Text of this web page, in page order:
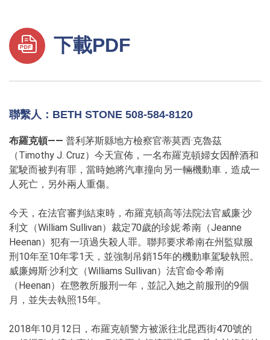
下載PDF
聯繫人：BETH STONE 508-584-8120
布羅克頓—— 普利茅斯縣地方檢察官蒂莫西·克魯茲
（Timothy J. Cruz）今天宣佈，一名布羅克頓婦女因醉酒和
駕駛而被判有罪，當時她將汽車撞向另一輛機動車，造成一
人死亡，另外兩人重傷。
今天，在法官審判結束時，布羅克頓高等法院法官威廉·沙
利文（William Sullivan）裁定70歲的珍妮·希南（Jeanne
Heenan）犯有一項過失殺人罪。聯邦要求希南在州監獄服
刑10年至10年零1天，並強制吊銷15年的機動車駕駛執照。
威廉姆斯·沙利文（Williams Sullivan）法官命令希南
（Heenan）在懲教所服刑一年，並記入她之前服刑的9個
月，並失去執照15年。
2018年10月12日，布羅克頓警方被派往北昆西街470號的